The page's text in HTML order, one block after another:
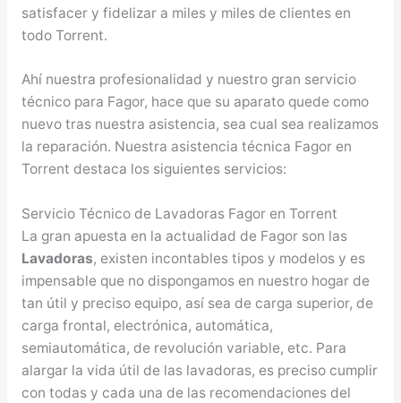
satisfacer y fidelizar a miles y miles de clientes en
todo Torrent.
Ahí nuestra profesionalidad y nuestro gran servicio
técnico para Fagor, hace que su aparato quede como
nuevo tras nuestra asistencia, sea cual sea realizamos
la reparación. Nuestra asistencia técnica Fagor en
Torrent destaca los siguientes servicios:
Servicio Técnico de Lavadoras Fagor en Torrent
La gran apuesta en la actualidad de Fagor son las
Lavadoras, existen incontables tipos y modelos y es
impensable que no dispongamos en nuestro hogar de
tan útil y preciso equipo, así sea de carga superior, de
carga frontal, electrónica, automática,
semiautomática, de revolución variable, etc. Para
alargar la vida útil de las lavadoras, es preciso cumplir
con todas y cada una de las recomendaciones del